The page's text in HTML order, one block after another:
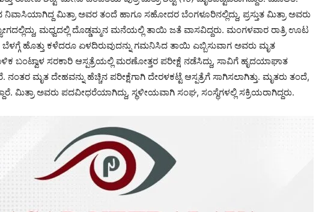
ಮಿತ್ರಾ ಅವರ ತಂದೆ ಹಾಗೂ ಸಹೋದರ ಬೆಂಗಳೂರಿನಲ್ಲಿದ್ದು, ಪ್ರಸ್ತುತ ಮಿತ್ರಾ ಅವರು
ಮಧ್ವದಲ್ಲಿ ದೊಡ್ಡಮ್ಮನ ಮನೆಯಲ್ಲಿ ತಾಯಿ ಜತೆ ವಾಸವಿದ್ದರು. ಮಂಗಳವಾರ ರಾತ್ರಿ ಊಟ
ಹೊತ್ತು ಕಳೆದರೂ ಏಳದಿರುವುದನ್ನು ಗಮನಿಸಿದ ತಾಯಿ ಎಬ್ಬಿಸುವಾಗ ಅವರು ಮೃತ
ಬಂಟ್ವಾಳ ಸರಕಾರಿ ಆಸ್ಪತ್ರೆಯಲ್ಲಿ ಮರಣೋತ್ತರ ಪರೀಕ್ಷೆ ನಡೆಸಿದ್ದು, ಸಾವಿಗೆ ಹೃದಯಾಘಾತ
ನಂತರ ಮೃತ ದೇಹವನ್ನು ಹೆಚ್ಚಿನ ಪರೀಕ್ಷೆಗಾಗಿ ದೇರಳಕಟ್ಟೆ ಆಸ್ಪತ್ರೆಗೆ ಸಾಗಿಸಲಾಗಿತ್ತು. ಮೃತರು ತಂದೆ,
ಮಿತ್ರಾ ಅವರು ಪದವೀಧರೆಯಾಗಿದ್ದು, ಸ್ಥಳೀಯವಾಗಿ ಸಂಘ, ಸಂಸ್ಥೆಗಳಲ್ಲಿ ಸಕ್ರಿಯರಾಗಿದ್ದರು.